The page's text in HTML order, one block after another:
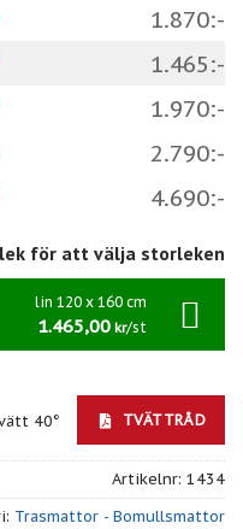
1.870:-
1.465:-
1.970:-
2.790:-
4.690:-
för att välja storleken
lin 120 x 160 cm
1.465,00 kr/st
40° TVÄTTRÅD
Artikelnr: 1434
Trasmattor - Bomullsmattor